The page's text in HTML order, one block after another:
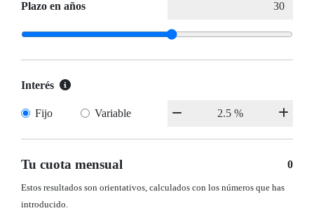
Plazo en años
Interés
Fijo Variable
Tu cuota mensual 0
Estos resultados son orientativos, calculados con los números que has
introducido.